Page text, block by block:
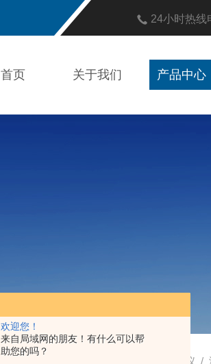
欢迎您！
来自局域网的朋友！有什么可以帮
助您的吗？
24小时热线
首页 关于我们 产品中心
漏电起痕试验仪 /